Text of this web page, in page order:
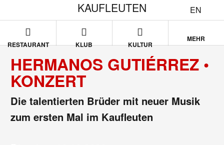
EN
KAUFLEUTEN
RESTAURANT KLUB KULTUR
MEHR
HERMANOS GUTIÉRREZ •
KONZERT
Die talentierten Brüder mit neuer Musik
zum ersten Mal im Kaufleuten